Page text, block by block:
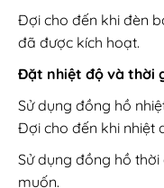
Đợi cho đến khi đèn
đã được kích hoạt.
Đặt nhiệt độ và thời
Sử dụng đồng hồ
Đợi cho đến khi nhiệt
Sử dụng đồng hồ
muốn.